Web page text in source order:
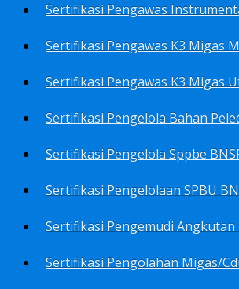
Sertifikasi Pengawas K3 Migas
Sertifikasi Pengawas K3 Migas
Sertifikasi Pengelola Bahan
Sertifikasi Pengelola Sppbe
Sertifikasi Pengelolaan SPBU
Sertifikasi Pengolahan Migas/